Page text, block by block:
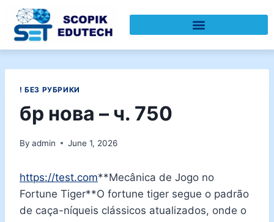
! БЕЗ РУБРИКИ
бр нова – ч. 750
By admin June 1, 2026
https://test.com**Mecânica de Jogo no
Fortune Tiger**O fortune tiger segue o padrão
de caça-níqueis clássicos atualizados, onde o